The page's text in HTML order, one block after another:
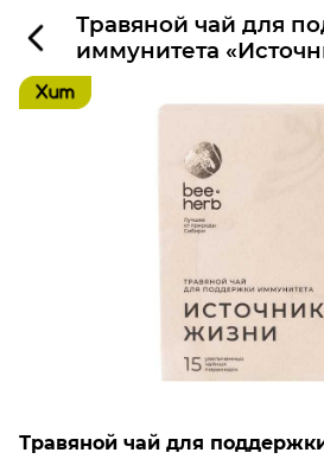
Травяной чай для
иммунитета
Beeherb
Травяной чай для